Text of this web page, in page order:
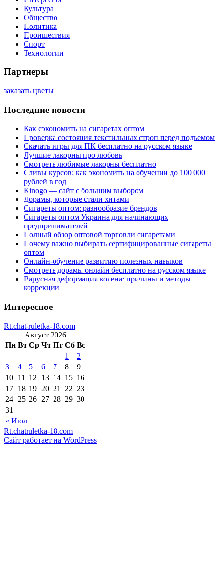
Культура
Общество
Политика
Проишествия
Спорт
Технологии
Партнеры
заказать цветы
Последние новости
Как сэкономить на сигаретах оптом
Проверка состояния текстильных строп перед подъемом
Скачать игры для ПК бесплатно на русском языке
Лучшие лакорны про любовь
Смотреть любимые лакорны бесплатно
Сливы курсов: как экономить на обучении до 100 000
рублей в год
Kinogo — сайт с большим выбором
Дорамы, которые стали хитами
Сигареты оптом: разнообразие брендов
Сигареты оптом Украина для начинающих
предпринимателей
Полный обзор оптовой торговли сигаретами
Почему важно выбирать сертифицированные сигареты
оптом
Онлайн-обучение развитию полезных навыков
Смотреть дорамы онлайн бесплатно на русском языке
Варусная деформация колена: причины и методы
коррекции
Интересное
Rt.chat-ruletka-18.com
Август 2026
Пн Вт Ср Чт Пт Сб Вс
« Июл
1
2
3
4 5 6 7 8
9
10 11 12 13 14 15 16
17 18 19 20 21 22 23
24 25 26 27 28 29 30
31
Rt.chatruletka-18.com
Сайт работает на WordPress